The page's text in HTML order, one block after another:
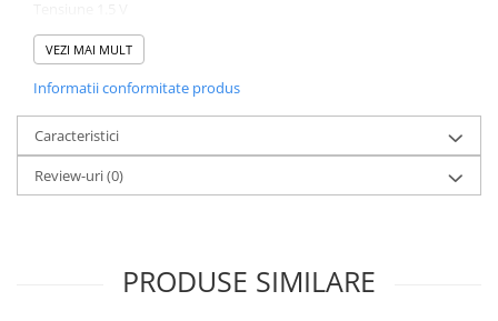
Tip: AAA (R3)
Fabricate in Germania!
Utilizare:
Respecta polaritatea (+/-)
Nu arunca in foc
Nu reincarca
Nu dezasambla
VEZI MAI MULT
Informatii conformitate produs
Caracteristici
Review-uri(0)
PRODUSE SIMILARE